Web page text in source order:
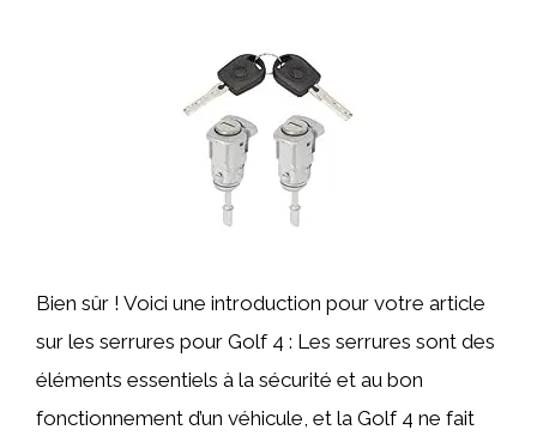
Bien sûr ! Voici une introduction pour votre article
sur les serrures pour Golf 4 : Les serrures sont des
éléments essentiels à la sécurité et au bon
fonctionnement d’un véhicule, et la Golf 4 ne fait